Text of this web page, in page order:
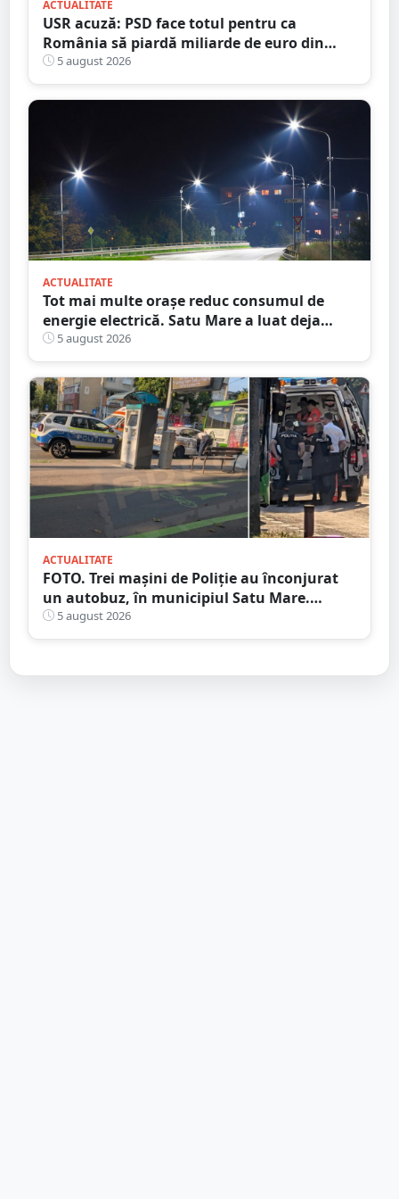
ACTUALITATE
USR acuză: PSD face totul pentru ca
România să piardă miliarde de euro din
PNRR
5 august 2026
ACTUALITATE
Tot mai multe orașe reduc consumul de
energie electrică. Satu Mare a luat deja
măsuri. Cu ce soluții au venit ceilalți
primari
5 august 2026
ACTUALITATE
FOTO. Trei mașini de Poliție au înconjurat
un autobuz, în municipiul Satu Mare.
Ambulanța, la fața locului
5 august 2026